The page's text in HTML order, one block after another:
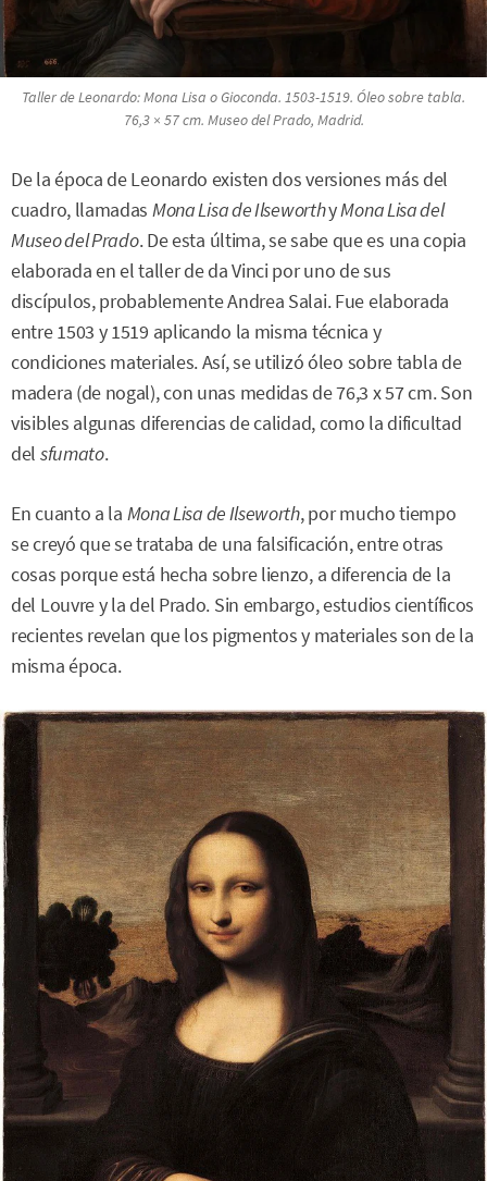
Taller de Leonardo:Mona Lisa o Gioconda. 1503-1519. Óleo sobre tabla.
76,3 × 57 cm. Museo del Prado, Madrid.
De la época de Leonardo existen dos versiones más del
cuadro, llamadas Mona Lisa de IlseworthyMona Lisa del
Museo del Prado. De esta última, se sabe que es una copia
elaborada en el taller de da Vinci por uno de sus
discípulos, probablemente Andrea Salai. Fue elaborada
entre 1503 y 1519 aplicando la misma técnica y
condiciones materiales. Así, se utilizó óleo sobre tabla de
madera (de nogal), con unas medidas de 76,3 x 57 cm. Son
visibles algunas diferencias de calidad, como la dificultad
del sfumato.
En cuanto a la Mona Lisa de Ilseworth, por mucho tiempo
se creyó que se trataba de una falsificación, entre otras
cosas porque está hecha sobre lienzo, a diferencia de la
del Louvre y la del Prado. Sin embargo, estudios científicos
recientes revelan que los pigmentos y materiales son de la
misma época.